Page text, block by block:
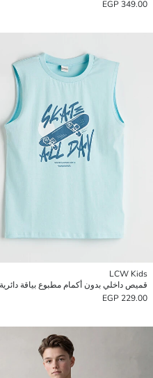
349.00 EGP
LCW Kids
229.00 EGP